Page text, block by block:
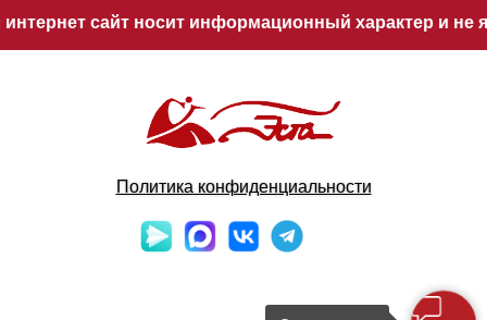
сайт носит информационный характер и не
Политика конфиденциальности